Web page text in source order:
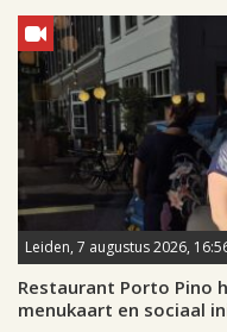
Leiden, 7 augustus 2026,
Restaurant Porto Pino
menukaart en sociaal